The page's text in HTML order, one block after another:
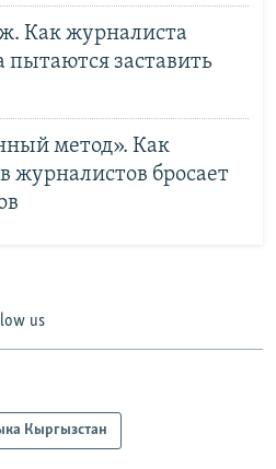
Как журналиста
пытаются заставить
метод». Как
журналистов бросает
us
Кыргызстан